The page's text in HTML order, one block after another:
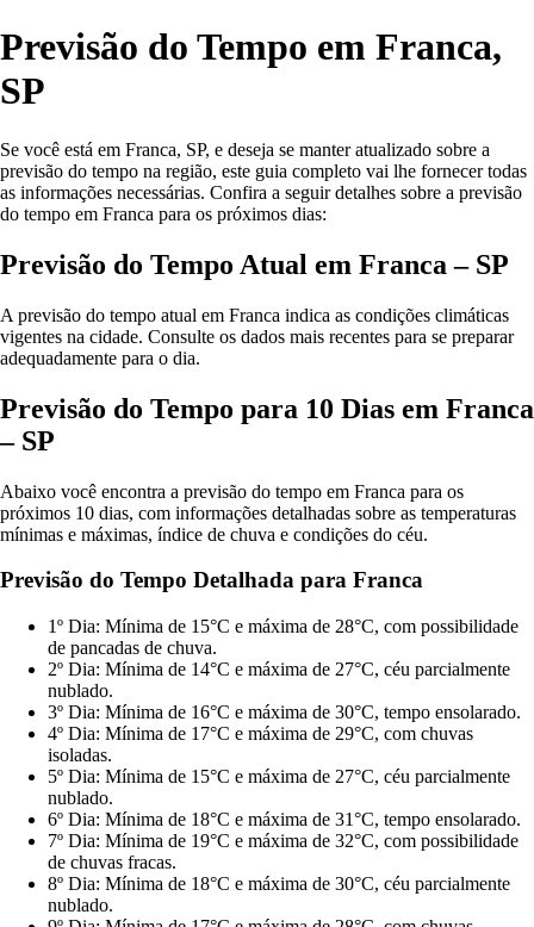
Previsão do Tempo em Franca,
SP
Se você está em Franca, SP, e deseja se manter atualizado sobre a
previsão do tempo na região, este guia completo vai lhe fornecer todas
as informações necessárias. Confira a seguir detalhes sobre a previsão
do tempo em Franca para os próximos dias:
Previsão do Tempo Atual em Franca – SP
A previsão do tempo atual em Franca indica as condições climáticas
vigentes na cidade. Consulte os dados mais recentes para se preparar
adequadamente para o dia.
Previsão do Tempo para 10 Dias em Franca
– SP
Abaixo você encontra a previsão do tempo em Franca para os
próximos 10 dias, com informações detalhadas sobre as temperaturas
mínimas e máximas, índice de chuva e condições do céu.
Previsão do Tempo Detalhada para Franca
1º Dia: Mínima de 15°C e máxima de 28°C, com possibilidade
de pancadas de chuva.
2º Dia: Mínima de 14°C e máxima de 27°C, céu parcialmente
nublado.
3º Dia: Mínima de 16°C e máxima de 30°C, tempo ensolarado.
4º Dia: Mínima de 17°C e máxima de 29°C, com chuvas
isoladas.
5º Dia: Mínima de 15°C e máxima de 27°C, céu parcialmente
nublado.
6º Dia: Mínima de 18°C e máxima de 31°C, tempo ensolarado.
7º Dia: Mínima de 19°C e máxima de 32°C, com possibilidade
de chuvas fracas.
8º Dia: Mínima de 18°C e máxima de 30°C, céu parcialmente
nublado.